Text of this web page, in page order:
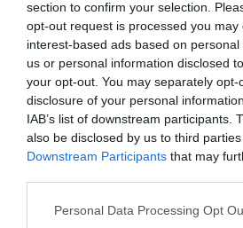
section to confirm your selection.
opt-out request is processed you may
interest-based ads based on
us or personal information disclosed
your opt-out. You may separately
disclosure of your personal
IAB’s list of downstream participants.
also be disclosed by us to third
Downstream Participants that may
Personal Data Processing Opt